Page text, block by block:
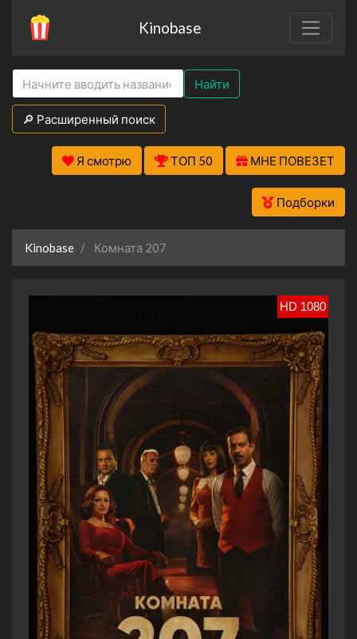
Kinobase
Найти
🔎 Расширенный поиск
Я смотрю ТОП 50 МНЕ ПОВЕЗЕТ
Подборки
Kinobase Комната 207
HD 1080